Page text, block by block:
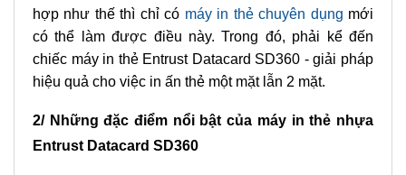
hợp như thế thì chỉ có máy in thẻ chuyên dụng mới
có thể làm được điều này. Trong đó, phải kể đến
chiếc máy in thẻ Entrust Datacard SD360 - giải pháp
hiệu quả cho việc in ấn thẻ một mặt lẫn 2 mặt.
2/ Những đặc điểm nổi bật của máy in thẻ nhựa
Entrust Datacard SD360